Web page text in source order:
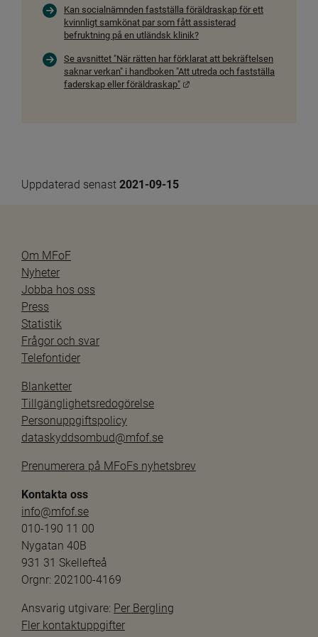
Kan socialnämnden fastställa föräldraskap för ett
kvinnligt samkönat par som fått assisterad
befruktning på en utländsk klinik?
Se avsnittet "När rätten har förklarat att bekräftelsen
saknar verkan" i handboken "Att utreda och fastställa
faderskap eller föräldraskap"
Uppdaterad senast 2021-09-15
Om MFoF
Nyheter
Jobba hos oss
Press
Statistik
Frågor och svar
Telefontider
Blanketter
Tillgänglighetsredogörelse
Personuppgiftspolicy
dataskyddsombud@mfof.se
Prenumerera på MFoFs nyhetsbrev
Kontakta oss
info@mfof.se
010-190 11 00
Nygatan 40B
931 31 Skellefteå
Orgnr: 202100-4169
Ansvarig utgivare: Per Bergling
Fler kontaktuppgifter